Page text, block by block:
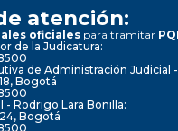
atención:
oficiales para tramitar
de la Judicatura:
de Administración Judicial -
Bogotá
- Rodrigo Lara Bonilla:
24, Bogotá